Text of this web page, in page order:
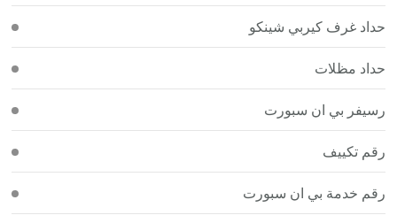
حداد غرف كيربي شينكو
حداد مظلات
رسيفر بي ان سبورت
رقم تكييف
رقم خدمة بي ان سبورت